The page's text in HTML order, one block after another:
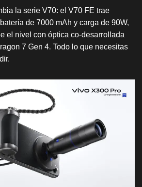
la serie V70: el V70 FE trae
de 7000 mAh y carga de 90W,
el nivel con óptica co-desarrollada
7 Gen 4. Todo lo que necesitas